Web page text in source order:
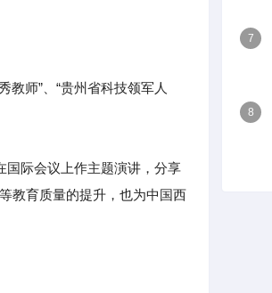
师”、“贵州省科技领军人
际会议上作主题演讲，分享
教育质量的提升，也为中国西
7
8